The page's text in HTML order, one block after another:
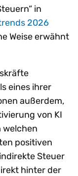
in
2026
Weise erwähnt
eines ihrer
außerdem,
von KI
welchen
positiven
Steuer
hinter der